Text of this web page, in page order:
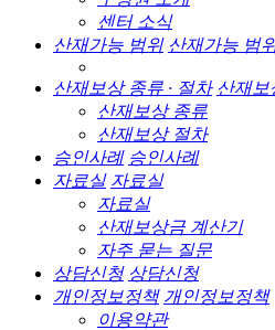
센터 소식
산재가능 범위 산재가능 범
산재보상 종류 · 절차 산재보
산재보상 종류
산재보상 절차
승인사례 승인사례
자료실 자료실
자료실
산재보상금 계산기
자주 묻는 질문
상담신청 상담신청
개인정보정책 개인정보정책
이용약관